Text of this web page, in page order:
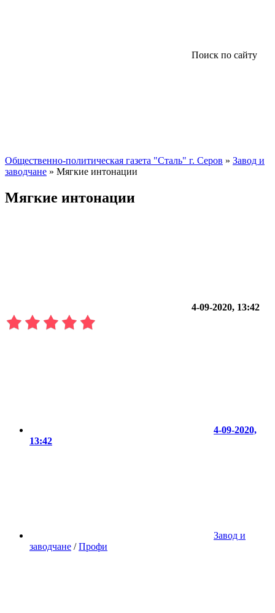
Поиск по сайту
Общественно-политическая газета "Сталь" г. Серов » Завод и
заводчане » Мягкие интонации
Мягкие интонации
4-09-2020, 13:42
4-09-2020,
13:42
Завод и
заводчане /Профи